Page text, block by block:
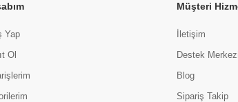
Yap
Ol
Müşteri
İletişim
Destek Merkezi
Blog
Sipariş Takip